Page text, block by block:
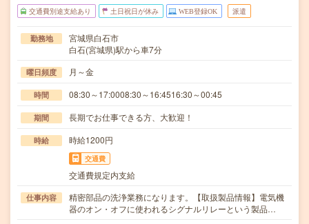
交通費別途支給あり 土日祝日が休み WEB登録OK 派遣
勤務地
宮城県白石市
白石(宮城県)駅から車7分
曜日頻度 月～金
時間 08:30～17:0008:30～16:4516:30～00:45
期間 長期でお仕事できる方、大歓迎！
時給 時給1200円
交通費
交通費規定内支給
仕事内容
精密部品の洗浄業務になります。【取扱製品情報】電気機
器のオン・オフに使われるシグナルリレーという製品…